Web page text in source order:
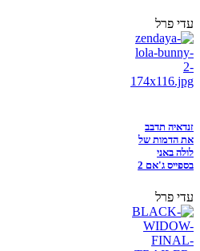
עדי פרל
זנדאיה תדבב
את הדמות של
לולה באני
בספייס ג'אם 2
עדי פרל